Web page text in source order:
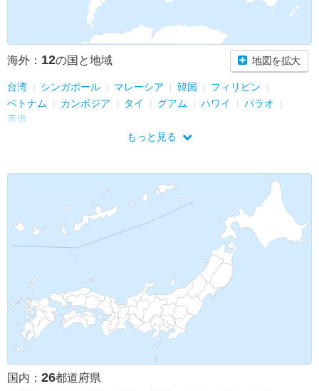
海外： 12の国と地域 地図を拡大
台湾 シンガポール マレーシア 韓国
フィリピン
ベトナム
カンボジア タイ グアム ハワイ
パラオ
香港
もっと見る
国内： 26都道府県